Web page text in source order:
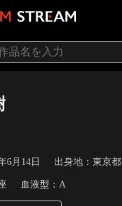
6月14日 出身地：東京都
血液型：A